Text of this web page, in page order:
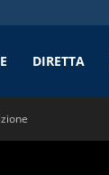
DIRETTA